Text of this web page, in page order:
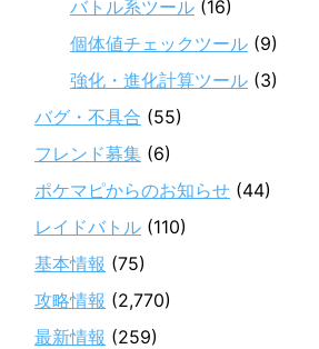
バトル系ツール (16)
個体値チェックツール (9)
強化・進化計算ツール (3)
バグ・不具合 (55)
フレンド募集 (6)
ポケマピからのお知らせ (44)
レイドバトル (110)
基本情報 (75)
攻略情報 (2,770)
最新情報 (259)